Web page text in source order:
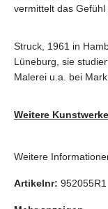
vermittelt das
Struck, 1961 in
Lüneburg, sie
Malerei u.a. bei
Weitere
Weitere
Artikelnr: 952055R1